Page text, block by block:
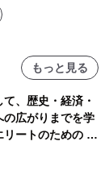
もっと見る
て、歴史・経済・
広がりまでを学
ートのための 教
年8月25日